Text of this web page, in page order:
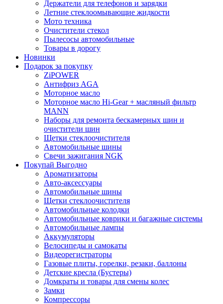
Держатели для телефонов и зарядки
Летние стеклоомывающие жидкости
Мото техника
Очистители стекол
Пылесосы автомобильные
Товары в дорогу
Новинки
Подарок за покупку
ZiPOWER
Антифриз AGA
Моторное масло
Моторное масло Hi-Gear + масляный фильтр
MANN
Наборы для ремонта бескамерных шин и
очистители шин
Щетки стеклоочистителя
Автомобильные шины
Свечи зажигания NGK
Покупай Выгодно
Ароматизаторы
Авто-аксессуары
Автомобильные шины
Щетки стеклоочистителя
Автомобильные колодки
Автомобильные коврики и багажные системы
Автомобильные лампы
Аккумуляторы
Велосипеды и самокаты
Видеорегистраторы
Газовые плиты, горелки, резаки, баллоны
Детские кресла (Бустеры)
Домкраты и товары для смены колес
Замки
Компрессоры